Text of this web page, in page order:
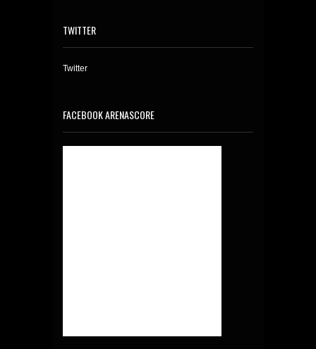
TWITTER
Twitter
FACEBOOK ARENASCORE